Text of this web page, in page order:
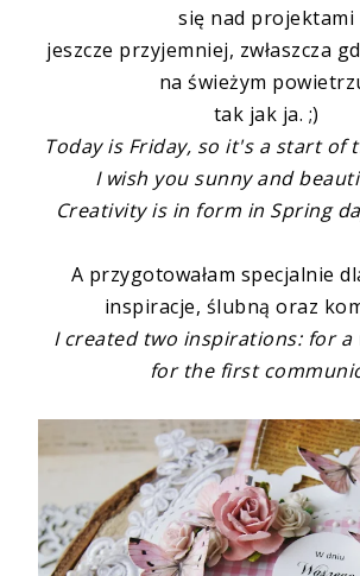
się nad projektami
jeszcze przyjemniej, zwłaszcza
na świeżym
tak jak ja. ;)
Today is Friday, so it's a start of
I wish you sunny and
Creativity is in form in Spring
A przygotowałam specjalnie
inspiracje, ślubną oraz
I created two inspirations: for a
for the first